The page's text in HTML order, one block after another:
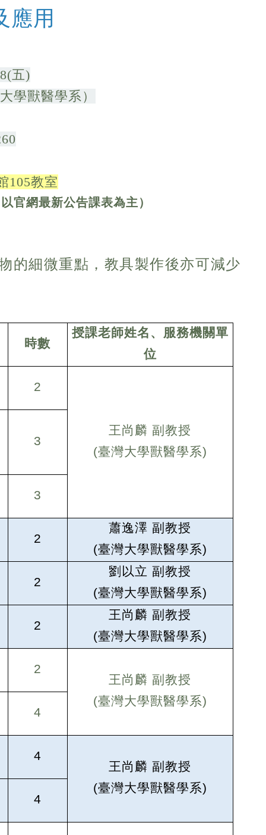
應用
五)
學獸醫學系）
105教室
官網最新公告課表為主）
的細微重點，教具製作後亦可減少
時數
授課老師姓名、服務機關單
位
2
王尚麟 副教授
(臺灣大學獸醫學系)
3
3
2
蕭逸澤副教授
(臺灣大學獸醫學系)
2
劉以立 副教授
(臺灣大學獸醫學系)
2
王尚麟 副教授
(臺灣大學獸醫學系)
2
王尚麟 副教授
(臺灣大學獸醫學系)
4
4
王尚麟 副教授
(臺灣大學獸醫學系)
4